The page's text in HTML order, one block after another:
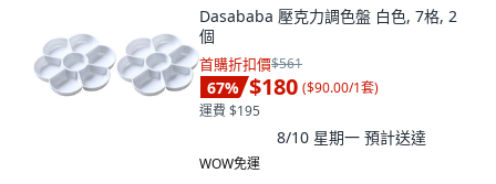
Dasababa 壓克力調色盤 白色, 7格, 2
個
首購折扣價$561
67% $180 ($90.00/1套)
運費 $195
8/10 星期一 預計送達
WOW免運